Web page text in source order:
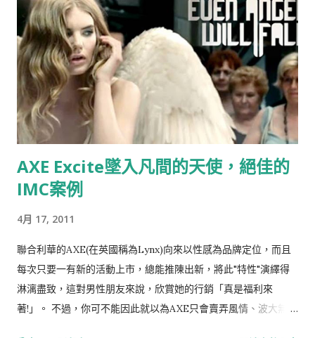
“偷”，而是“搶劫”！ ▲ 資料來源：Now News 記者：彭夢竺 。
標題：世界最小咖啡館在電梯裡
AXE Excite墜入凡間的天使，絕佳的
IMC案例
4月 17, 2011
聯合利華的AXE(在英國稱為Lynx)向來以性感為品牌定位，而且
每次只要一有新的活動上市，總能推陳出新，將此"特性"演繹得
淋漓盡致，這對男性朋友來說，欣賞她的行銷「真是福利來
著!」。 不過，你可不能因此就以為AXE只會賣弄風情、波大無